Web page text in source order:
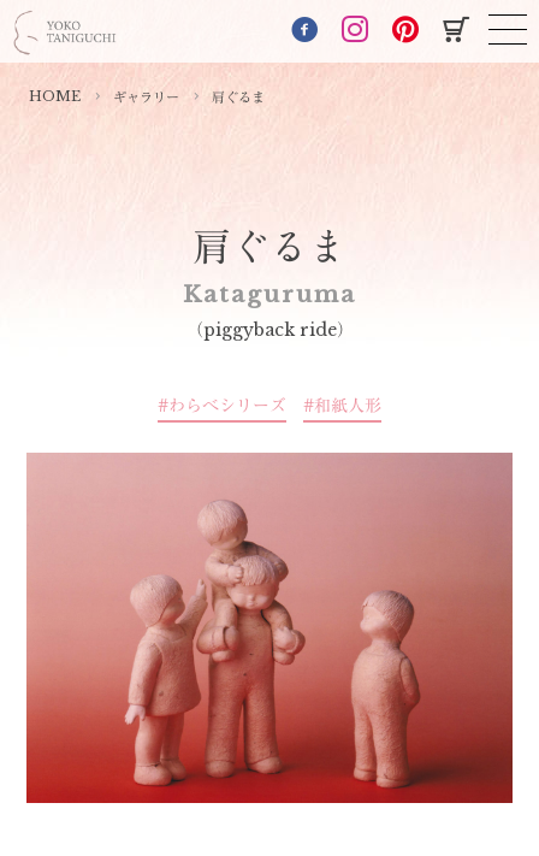
HOME ギャラリー 肩ぐるま
肩ぐるま
Kataguruma
（piggyback ride）
わらべシリーズ 和紙人形